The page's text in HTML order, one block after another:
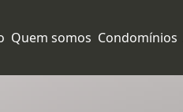
Quem somos Condomínios